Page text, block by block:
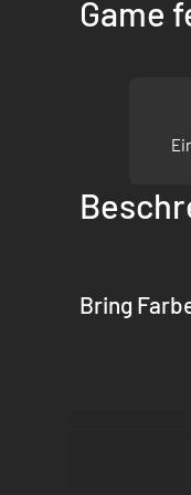
Game
Bring